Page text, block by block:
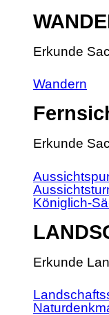
Erkunde
Wandern
Erkunde
Königlich-
Erkunde